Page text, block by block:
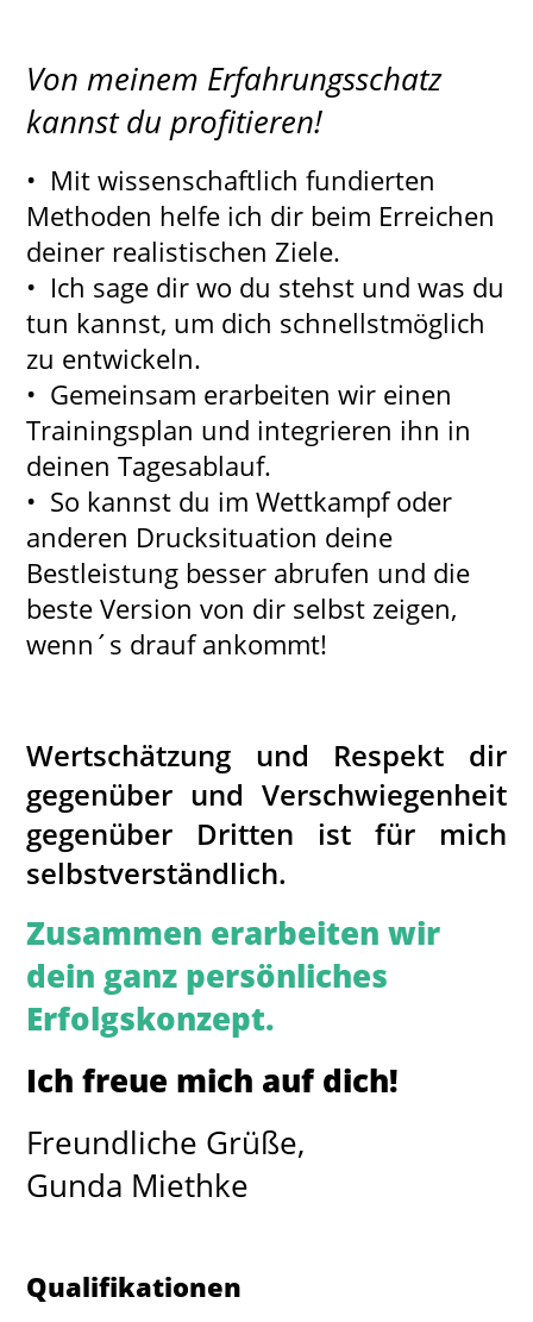
Von meinem Erfahrungsschatz
kannst du profitieren!
• Mit wissenschaftlich fundierten
Methoden helfe ich dir beim Erreichen
deiner realistischen Ziele.
• Ich sage dir wo du stehst und was du
tun kannst, um dich schnellstmöglich
zu entwickeln.
• Gemeinsam erarbeiten wir einen
Trainingsplan und integrieren ihn in
deinen Tagesablauf.
• So kannst du im Wettkampf oder
anderen Drucksituation deine
Bestleistung besser abrufen und die
beste Version von dir selbst zeigen,
wenn´s drauf ankommt!
Wertschätzung und Respekt dir
gegenüber und Verschwiegenheit
gegenüber Dritten ist für mich
selbstverständlich.
Zusammen erarbeiten wir
dein ganz persönliches
Erfolgskonzept.
Ich freue mich auf dich!
Freundliche Grüße,
Gunda Miethke
Qualifikationen